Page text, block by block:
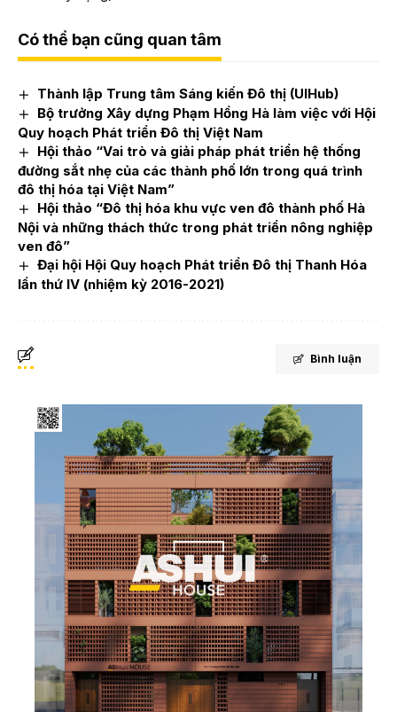
Có thể bạn cũng quan tâm
Thành lập Trung tâm Sáng kiến Đô thị (UIHub)
Bộ trưởng Xây dựng Phạm Hồng Hà làm việc với Hội
Quy hoạch Phát triển Đô thị Việt Nam
Hội thảo “Vai trò và giải pháp phát triển hệ thống
đường sắt nhẹ của các thành phố lớn trong quá trình
đô thị hóa tại Việt Nam”
Hội thảo “Đô thị hóa khu vực ven đô thành phố Hà
Nội và những thách thức trong phát triển nông nghiệp
ven đô”
Đại hội Hội Quy hoạch Phát triển Đô thị Thanh Hóa
lần thứ IV (nhiệm kỳ 2016-2021)
Bình luận